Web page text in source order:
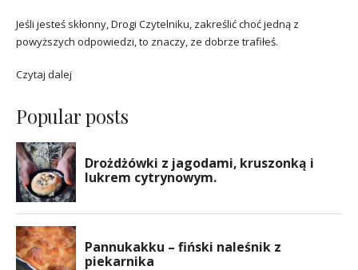
Jeśli jesteś skłonny, Drogi Czytelniku, zakreślić choć jedną z
powyższych odpowiedzi, to znaczy, ze dobrze trafiłeś.
Czytaj dalej
Popular posts